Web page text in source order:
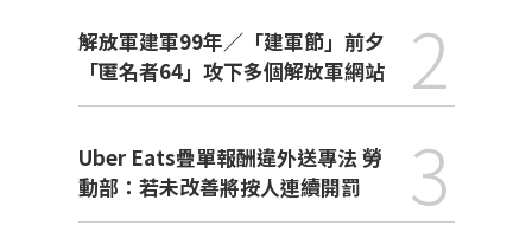
解放軍建軍99年／「建軍節」前夕
「匿名者64」攻下多個解放軍網站
2
Uber Eats疊單報酬違外送專法 勞
動部：若未改善將按人連續開罰
3